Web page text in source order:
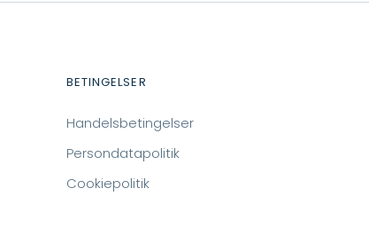
BETINGELSER
Handelsbetingelser
Persondatapolitik
Cookiepolitik